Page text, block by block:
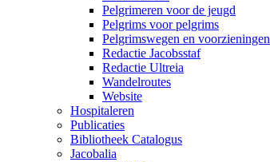
Pelgrimeren voor de jeugd
Pelgrims voor pelgrims
Pelgrimswegen en voorzieningen
Redactie Jacobsstaf
Redactie Ultreia
Wandelroutes
Website
Hospitaleren
Publicaties
Bibliotheek Catalogus
Jacobalia